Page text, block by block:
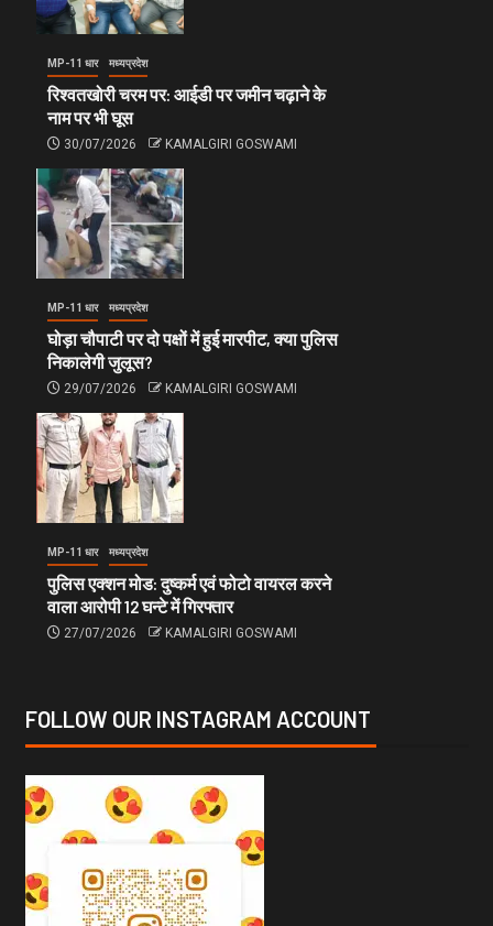
MP-11 धार मध्यप्रदेश
रिश्वतखोरी चरम पर: आईडी पर जमीन चढ़ाने के
नाम पर भी घूस
30/07/2026 KAMALGIRI GOSWAMI
MP-11 धार मध्यप्रदेश
घोड़ा चौपाटी पर दो पक्षों में हुई मारपीट, क्या पुलिस
निकालेगी जुलूस?
29/07/2026 KAMALGIRI GOSWAMI
MP-11 धार मध्यप्रदेश
पुलिस एक्शन मोड: दुष्कर्म एवं फोटो वायरल करने
वाला आरोपी 12 घन्टे में गिरफ्तार
27/07/2026 KAMALGIRI GOSWAMI
FOLLOW OUR INSTAGRAM ACCOUNT